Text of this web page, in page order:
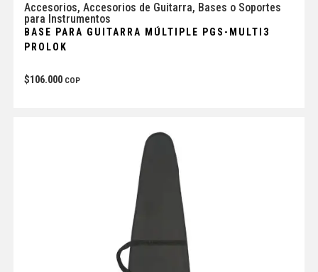
Accesorios, Accesorios de Guitarra, Bases o Soportes
para Instrumentos
BASE PARA GUITARRA MÚLTIPLE PGS-MULTI3
PROLOK
$106.000 COP